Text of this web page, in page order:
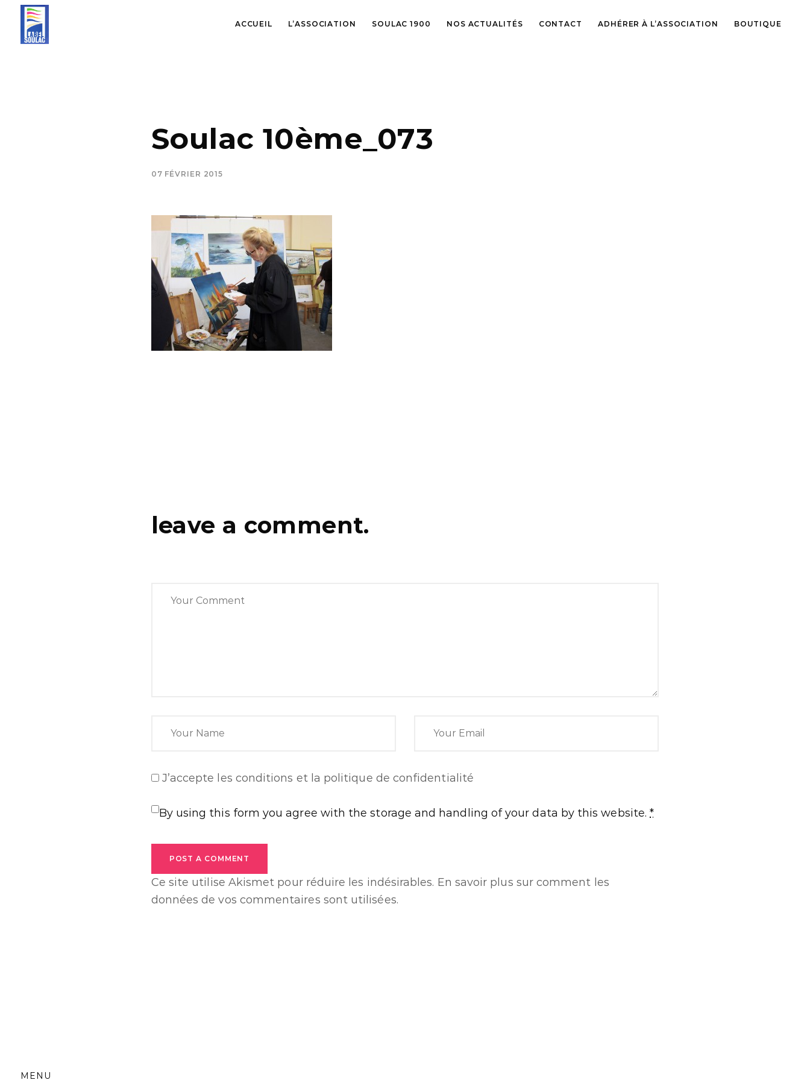
ACCUEIL L’ASSOCIATION SOULAC 1900 NOS ACTUALITÉS CONTACT ADHÉRER À L’ASSOCIATION BOUTIQUE
Soulac 10ème_073
07 FÉVRIER 2015
leave a comment.
J’accepte les conditions et la politique de confidentialité
By using this form you agree with the storage and handling of your data by this website.*
POST A COMMENT
Ce site utilise Akismet pour réduire les indésirables. En savoir plus sur comment les
données de vos commentaires sont utilisées.
MENU